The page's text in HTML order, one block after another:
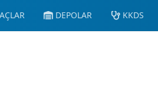
DEPOLAR KKDS